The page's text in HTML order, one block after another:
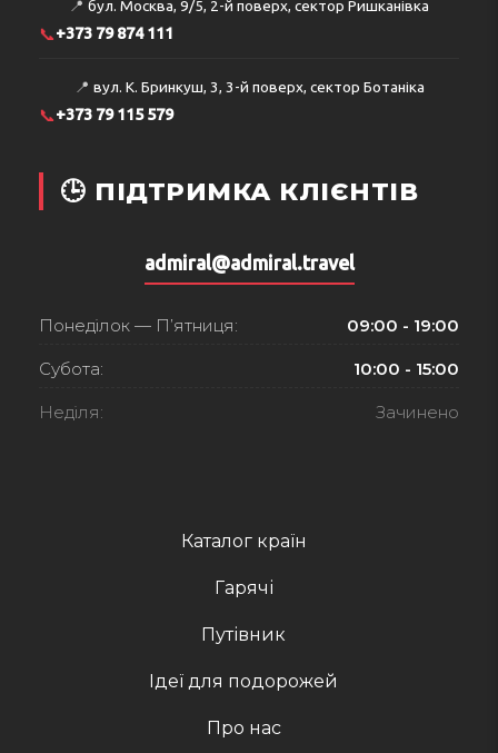
Каталог країн
Гарячі
Путівник
Ідеї для подорожей
Про нас
📍 бул. Москва, 9/5, 2-й поверх, сектор Ришканівка
📞+373 79 874 111
📍 вул. К. Бринкуш, 3, 3-й поверх, сектор Ботаніка
📞+373 79 115 579
🕒 ПІДТРИМКА КЛІЄНТІВ
admiral@admiral.travel
Понеділок — П’ятниця: 09:00 - 19:00
Субота: 10:00 - 15:00
Неділя: Зачинено